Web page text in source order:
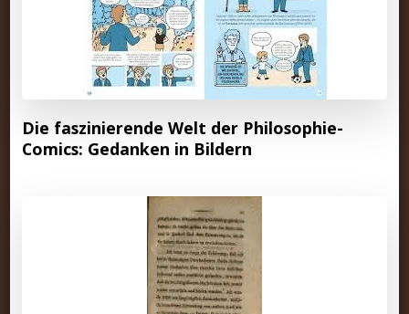
Die faszinierende Welt der Philosophie-
Comics: Gedanken in Bildern